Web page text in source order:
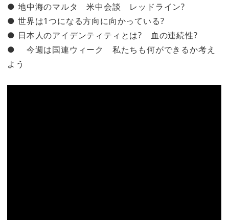
● 地中海のマルタ 米中会談 レッドライン?
● 世界は1つになる方向に向かっている?
● 日本人のアイデンティティとは? 血の連続性?
● 今週は国連ウィーク 私たちも何ができるか考え
よう